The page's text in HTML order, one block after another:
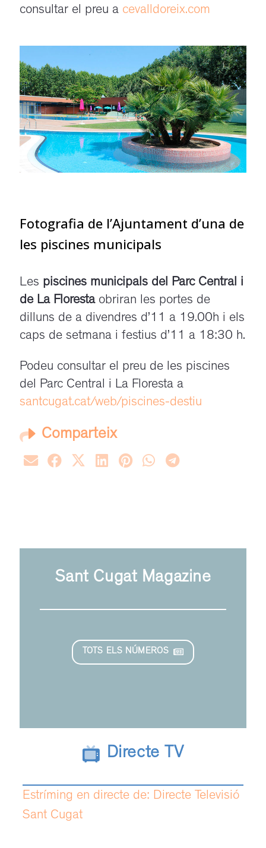
consultar el preu a cevalldoreix.com
Fotografia de l’Ajuntament d’una de
les piscines municipals
Les piscines municipals del Parc Central i
de La Florestaobriran les portes de
dilluns de a divendres d’11 a 19.00h i els
caps de setmana i festius d’11 a 18:30 h.
Podeu consultar el preu de les piscines
del Parc Central i La Floresta a
santcugat.cat/web/piscines-destiu
Comparteix
Sant Cugat Magazine
TOTS ELS NÚMEROS
Directe TV
Estríming en directe de: Directe Televisió
Sant Cugat